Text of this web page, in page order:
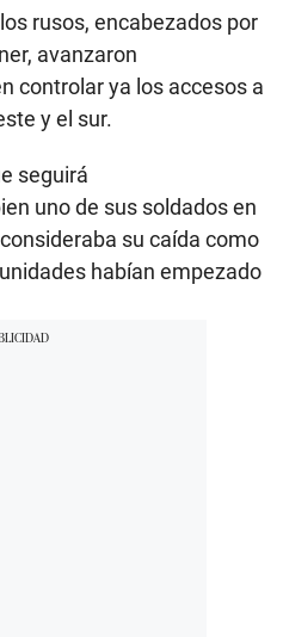
rusos, encabezados por
avanzaron
controlar ya los accesos a
y el sur.
seguirá
uno de sus soldados en
su caída como
habían empezado